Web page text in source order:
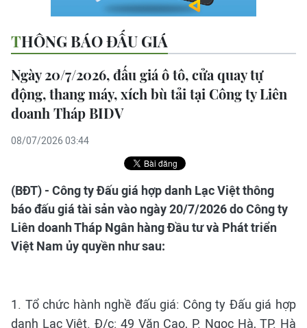
THÔNG BÁO ĐẤU GIÁ
Ngày 20/7/2026, đấu giá ô tô, cửa quay tự
động, thang máy, xích bù tải tại Công ty Liên
doanh Tháp BIDV
08/07/2026 03:44
(BĐT) - Công ty Đấu giá hợp danh Lạc Việt thông
báo đấu giá tài sản vào ngày 20/7/2026 do Công ty
Liên doanh Tháp Ngân hàng Đầu tư và Phát triển
Việt Nam ủy quyền như sau:
1. Tổ chức hành nghề đấu giá: Công ty Đấu giá hợp
danh Lạc Việt. Đ/c: 49 Văn Cao, P. Ngọc Hà, TP. Hà